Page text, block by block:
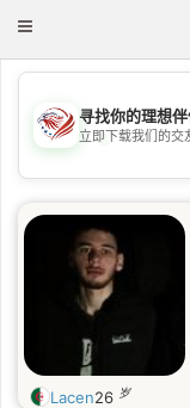
Toggle
💖
寻找你的理想
立即下载我们的交
Lacen26 岁